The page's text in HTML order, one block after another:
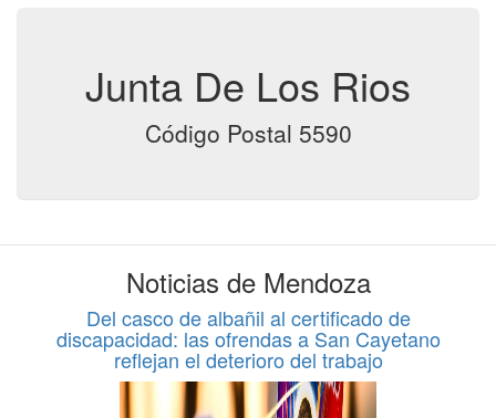
Junta De Los Rios
Código Postal 5590
Noticias de Mendoza
Del casco de albañil al certificado de
discapacidad: las ofrendas a San Cayetano
reflejan el deterioro del trabajo